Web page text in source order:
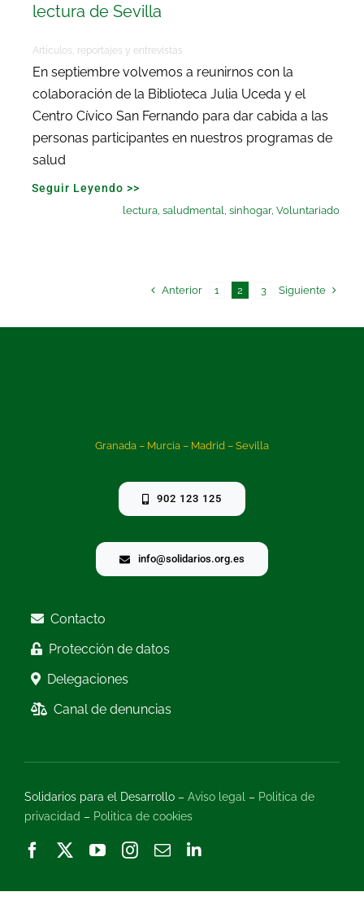
lectura de Sevilla
Artículos, reportajes y entrevistas
En septiembre volvemos a reunirnos con la
colaboración de la Biblioteca Julia Uceda y el
Centro Cívico San Fernando para dar cabida a las
personas participantes en nuestros programas de
salud
Seguir Leyendo >>
lectura ,saludmental ,sinhogar,Voluntariado
Anterior 1 2 3 Siguiente
Granada – Murcia – Madrid – Sevilla
902 123 125
info@solidarios.org.es
Contacto
Protección de datos
Delegaciones
Canal de denuncias
Solidarios para el Desarrollo – Aviso legal – Politica de
privacidad – Politica de cookies